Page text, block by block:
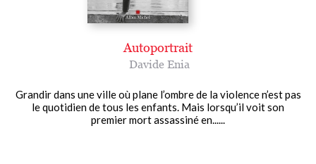
Autoportrait
Davide Enia
Grandir dans une ville où plane l’ombre de la violence n’est pas
le quotidien de tous les enfants. Mais lorsqu’il voit son
premier mort assassiné en......